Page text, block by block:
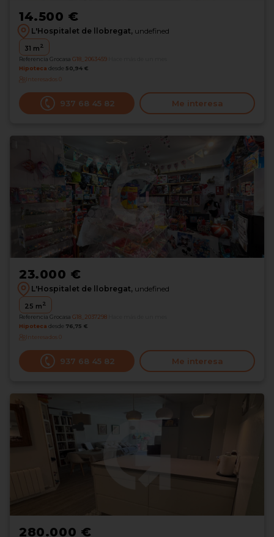
14.500 €
L'Hospitalet de llobregat, undefined
31 m2
Referencia Grocasa G18_2063459
Hipoteca desde 50,94 €
Interesados0
937 68 45 82 Me interesa
23.000 €
L'Hospitalet de llobregat, undefined
25 m2
Referencia Grocasa G18_2037298
Hipoteca desde 76,75 €
Interesados0
937 68 45 82 Me interesa
280.000 €